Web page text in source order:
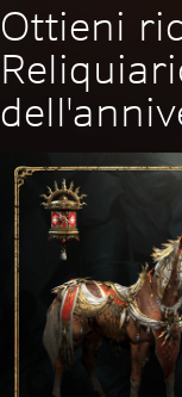
Ottieni